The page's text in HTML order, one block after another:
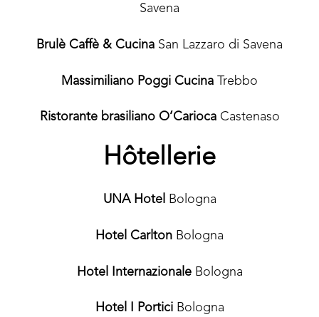
Savena
Brulè Caffè & Cucina San Lazzaro di Savena
Massimiliano Poggi Cucina Trebbo
Ristorante brasiliano O’Carioca Castenaso
Hôtellerie
UNA Hotel Bologna
Hotel Carlton Bologna
Hotel Internazionale Bologna
Hotel I Portici Bologna